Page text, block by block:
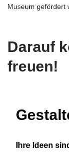
Museum gefördert
Darauf
freuen!
Ihre Ideen